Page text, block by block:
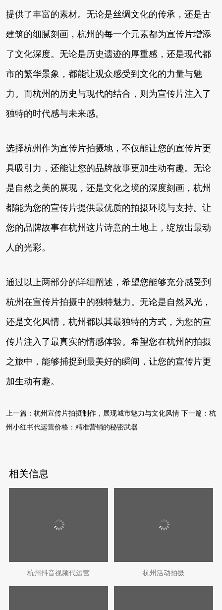
提供了丰富的素材。无论是丝绸文化的传承，还是古
建筑的细腻刻画，杭州的每一个元素都为宣传片增添
了文化深度。无论是历史遗迹的厚重感，还是现代都
市的繁华景象，都能让观众感受到文化的力量与魅
力。而杭州的历史与现代的结合，则为宣传片注入了
独特的时代感与未来感。
选择杭州作为宣传片拍摄地，不仅能让您的宣传片更
具吸引力，还能让您的品牌故事更加生动有趣。无论
是自然之美的展现，还是文化之境的深度刻画，杭州
都能为您的宣传片提供最优质的拍摄环境与支持。让
您的品牌故事在杭州这片诗意的土地上，绽放出最动
人的光彩。
通过以上两部分的详细阐述，希望您能够充分感受到
杭州在宣传片拍摄中的独特魅力。无论是自然风光，
还是文化风情，杭州都以其最独特的方式，为您的宣
传片注入了最真实的情感体验。希望您在杭州的拍摄
之旅中，能够捕捉到最美好的瞬间，让您的宣传片更
加生动有趣。
上一篇： 杭州宣传片拍摄制作，展现城市魅力与文化风情 下一篇： 杭
州小红书代运营价格：精准营销的秘密武器
相关信息
杭州抖音视频代运营 杭州活动拍摄